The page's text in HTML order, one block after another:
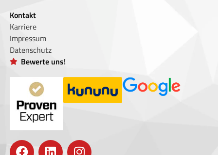
Kontakt
Karriere
Impressum
Datenschutz
Bewerte uns!